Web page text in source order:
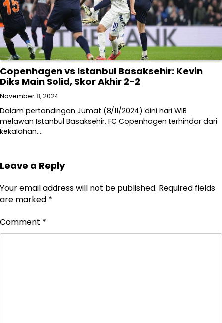
Copenhagen vs Istanbul Basaksehir: Kevin
Diks Main Solid, Skor Akhir 2-2
November 8, 2024
Dalam pertandingan Jumat (8/11/2024) dini hari WIB
melawan Istanbul Basaksehir, FC Copenhagen terhindar dari
kekalahan.…
Leave a Reply
Your email address will not be published. Required fields
are marked *
Comment *